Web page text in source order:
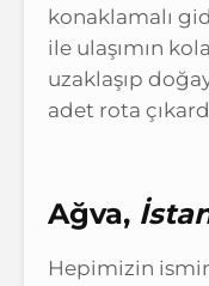
konaklamalı
ile ulaşımın
uzaklaşıp
adet rota
Ağva,
Hepimizin